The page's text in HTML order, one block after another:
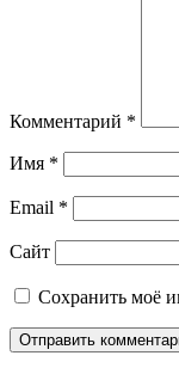
Комментарий *
Имя *
Email *
Сайт
Сохранить моё